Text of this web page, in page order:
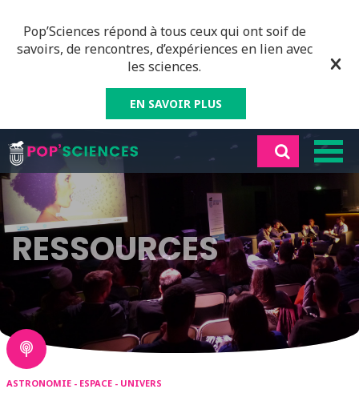
Pop’Sciences répond à tous ceux qui ont soif de
savoirs, de rencontres, d’expériences en lien avec
les sciences.
EN SAVOIR PLUS
RESSOURCES
ASTRONOMIE - ESPACE - UNIVERS